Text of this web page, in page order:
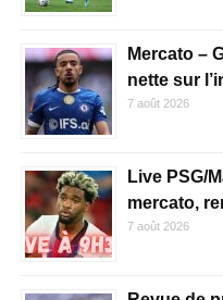
Mercato –
nette sur
7 août 2026
Live PSG/
mercato,
7 août 2026